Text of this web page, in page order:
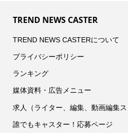
TREND NEWS CASTER
TREND NEWS CASTERについて
プライバシーポリシー
ランキング
媒体資料・広告メニュー
求人（ライター、編集、動画編集ス
誰でもキャスター！応募ページ